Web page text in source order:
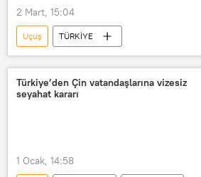
2 Mart, 15:04
Uçuş
TÜRKİYE
Abdulkadir Uraloğlu
Irak
Suriye
THY
Türkiye’den Çin vatandaşlarına vizesiz
seyahat kararı
1 Ocak, 14:58